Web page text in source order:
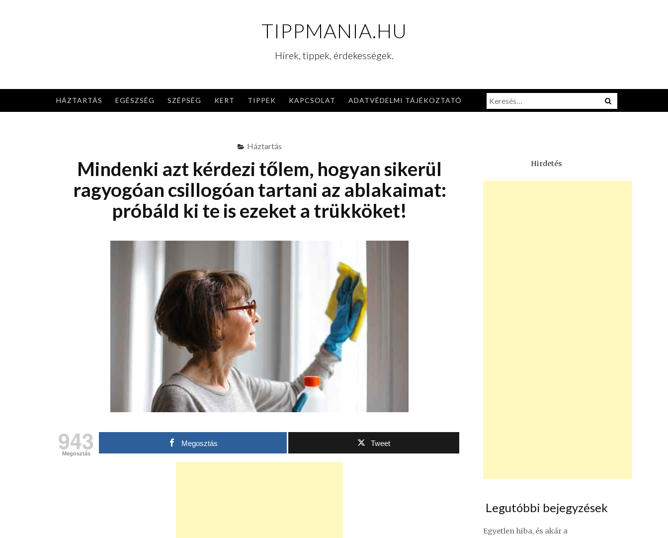
TIPPMANIA.HU
Hírek, tippek, érdekességek.
HÁZTARTÁS EGÉSZSÉG SZÉPSÉG KERT TIPPEK KAPCSOLAT ADATVÉDELMI TÁJÉKOZTATÓ Menu
Keresés:
Háztartás
Mindenki azt kérdezi tőlem, hogyan sikerül
ragyogóan csillogóan tartani az ablakaimat:
próbáld ki te is ezeket a trükköket!
943
Megosztás
Megosztás Tweet
Hirdetés
Legutóbbi bejegyzések
Egyetlen hiba, és akár a